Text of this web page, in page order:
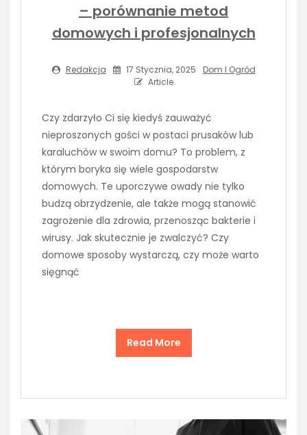
– porównanie metod
domowych i profesjonalnych
Redakcja 17 Stycznia, 2025
Dom I Ogród
Article
Czy zdarzyło Ci się kiedyś zauważyć
nieproszonych gości w postaci prusaków lub
karaluchów w swoim domu? To problem, z
którym boryka się wiele gospodarstw
domowych. Te uporczywe owady nie tylko
budzą obrzydzenie, ale także mogą stanowić
zagrożenie dla zdrowia, przenosząc bakterie i
wirusy. Jak skutecznie je zwalczyć? Czy
domowe sposoby wystarczą, czy może warto
sięgnąć
Read More